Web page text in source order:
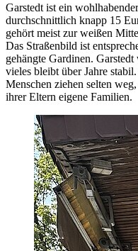
Garstedt ist ein
durchschnittlich knapp 15
gehört meist zur weißen
Das Straßenbild ist
gehängte Gardinen.
vieles bleibt über Jahre
Menschen ziehen selten
ihrer Eltern eigene Familien.